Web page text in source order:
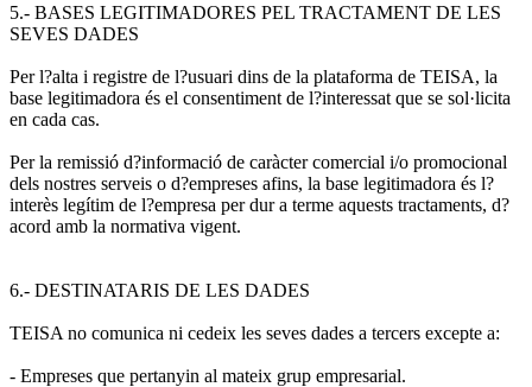
5.- BASES LEGITIMADORES PEL TRACTAMENT DE LES
SEVES DADES
Per l?alta i registre de l?usuari dins de la plataforma de TEISA, la
base legitimadora és el consentiment de l?interessat que se sol·licita
en cada cas.
Per la remissió d?informació de caràcter comercial i/o promocional
dels nostres serveis o d?empreses afins, la base legitimadora és l?
interès legítim de l?empresa per dur a terme aquests tractaments, d?
acord amb la normativa vigent.
6.- DESTINATARIS DE LES DADES
TEISA no comunica ni cedeix les seves dades a tercers excepte a:
- Empreses que pertanyin al mateix grup empresarial.